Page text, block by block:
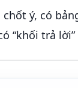
ý, có
“khối trả